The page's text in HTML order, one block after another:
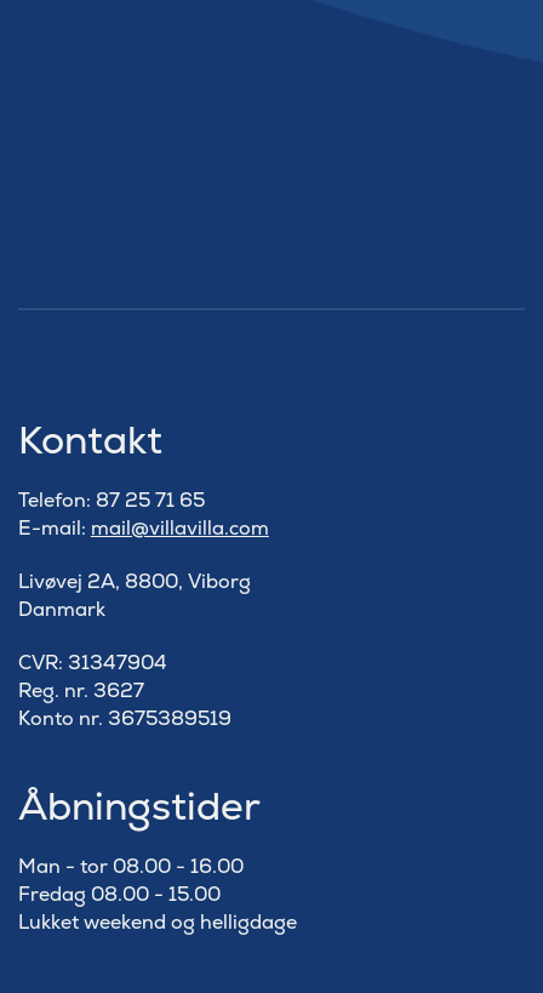
Kontakt
Telefon: 87 25 71 65
E-mail: mail@villavilla.com
Livøvej 2A, 8800, Viborg
Danmark
​CVR: 31347904
Reg. nr. 3627
Konto nr. 3675389519
Åbningstider
Man - tor 08.00 - 16.00
Fredag 08.00 - 15.00
Lukket weekend og helligdage